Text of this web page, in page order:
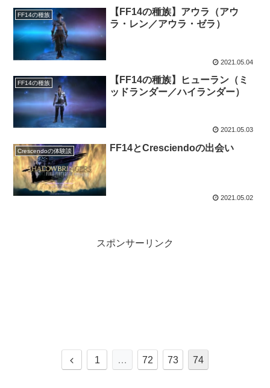
FF14の種族
【FF14の種族】アウラ（アウ
ラ・レン／アウラ・ゼラ）
2021.05.04
FF14の種族
【FF14の種族】ヒューラン（ミ
ッドランダー／ハイランダー）
2021.05.03
Crescendoの体験談 FF14とCresciendoの出会い
2021.05.02
スポンサーリンク
前
1 … 72 73 74